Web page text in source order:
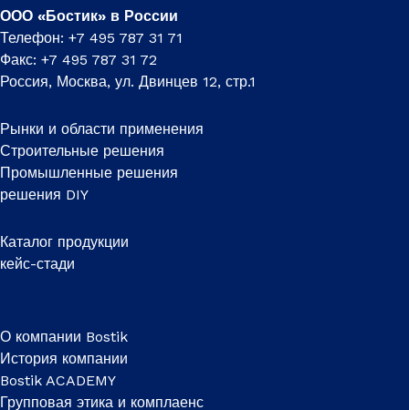
ООО «Бостик» в России
Телефон: +7 495 787 31 71
Факс: +7 495 787 31 72
Россия, Москва, ул. Двинцев 12, стр.1
Рынки и области применения
Строительные решения
Промышленные решения
решения DIY
Каталог продукции
кейс-стади
О компании Bostik
История компании
Bostik ACADEMY
Групповая этика и комплаенс